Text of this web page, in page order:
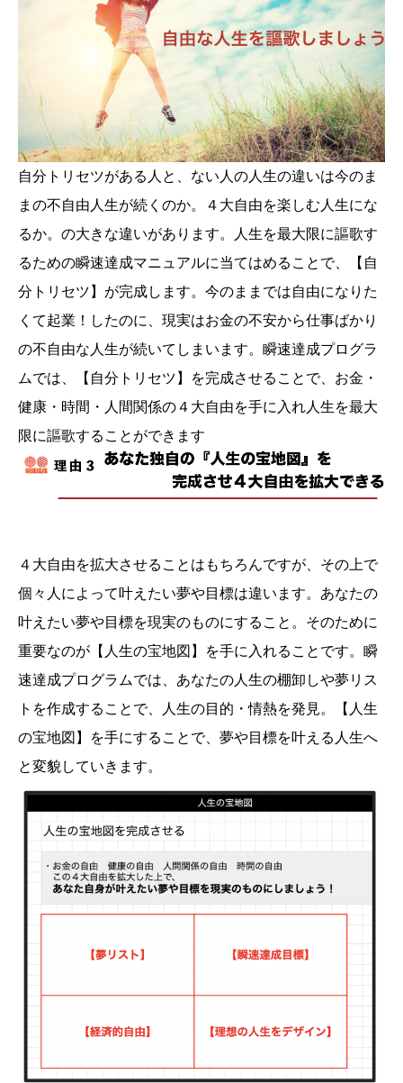
自分トリセツがある人と、ない人の人生の違いは今のま
まの不自由人生が続くのか。４大自由を楽しむ人生にな
るか。の大きな違いがあります。人生を最大限に謳歌す
るための瞬速達成マニュアルに当てはめることで、【自
分トリセツ】が完成します。今のままでは自由になりた
くて起業！したのに、現実はお金の不安から仕事ばかり
の不自由な人生が続いてしまいます。瞬速達成プログラ
ムでは、【自分トリセツ】を完成させることで、お金・
健康・時間・人間関係の４大自由を手に入れ人生を最大
限に謳歌することができます
４大自由を拡大させることはもちろんですが、その上で
個々人によって叶えたい夢や目標は違います。あなたの
叶えたい夢や目標を現実のものにすること。そのために
重要なのが【人生の宝地図】を手に入れることです。瞬
速達成プログラムでは、あなたの人生の棚卸しや夢リス
トを作成することで、人生の目的・情熱を発見。【人生
の宝地図】を手にすることで、夢や目標を叶える人生へ
と変貌していきます。